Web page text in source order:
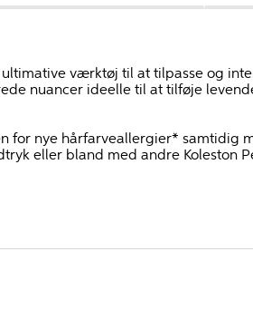
værktøj til at tilpasse og
nuancer ideelle til at tilføje
for nye hårfarveallergier* samtidig
eller bland med andre Koleston